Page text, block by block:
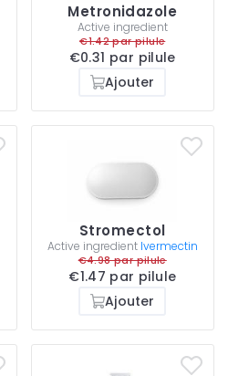
Metronidazole
Active ingredient
€1.42 par pilule
€0.31 par pilule
Ajouter
Stromectol
Active ingredient Ivermectin
€4.98 par pilule
€1.47 par pilule
Ajouter